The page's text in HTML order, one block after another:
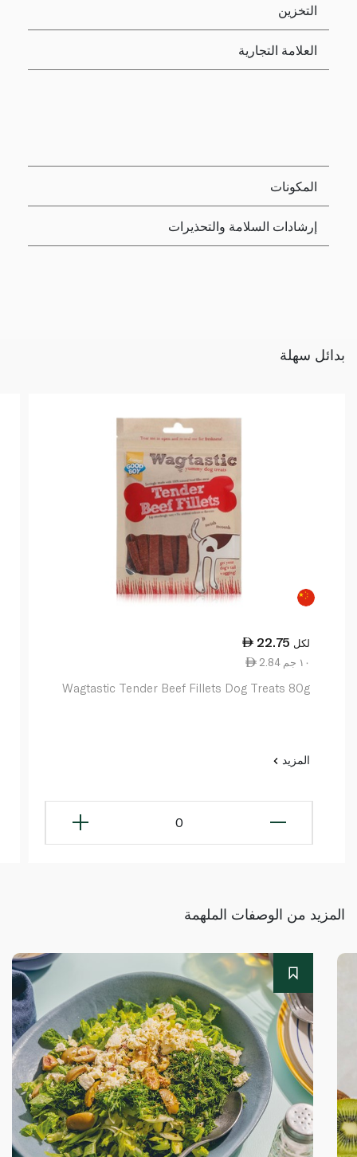
التخزين
العلامة التجارية
المكونات
إرشادات السلامة والتحذيرات
بدائل سهلة
22.75 لكل
2.84 ١٠ جم
Wagtastic Tender Beef Fillets Dog Treats 80g
المزيد
0
المزيد من الوصفات الملهمة